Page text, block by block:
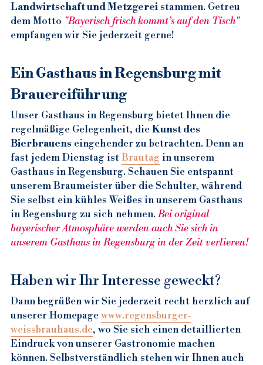
Regensburger Knacker
Bayerische Küche Regensburg
Deutsche Küche Regensburg
Bestes Restaurant Regensburg
Gutes Restaurant Regensburg
Regensburg City Restaurant
Restaurant in Regensburg
Restaurant RGB Innenstadt
Restaurants in Regensburg
Restaurants in RGB Altstadt
Regensburg Restaurantführer
Regensburg Gaststätte
Ristorante Regensburg
Lokale in Regensburg
Uriges Wirtshaus Regensburg
Weißbrauhaus
Sehenswürdigkeiten Regensburg
Regensburg Bier
Regensburg Biergarten
Regensburg Tourismus
RGB Tourist Information
Tourismus Regensburg
Gruppenreise Regensburg
Altstadt Regensburg
Landwirtschaft und Metzgerei stammen. Getreu
dem Motto "Bayerisch frisch kommt’s auf den Tisch"
empfangen wir Sie jederzeit gerne!
Ein Gasthaus in Regensburg mit
Brauereiführung
Unser Gasthaus in Regensburg bietet Ihnen die
regelmäßige Gelegenheit, die Kunst des
Bierbrauens eingehender zu betrachten. Denn an
fast jedem Dienstag ist Brautag in unserem
Gasthaus in Regensburg. Schauen Sie entspannt
unserem Braumeister über die Schulter, während
Sie selbst ein kühles Weißes in unserem Gasthaus
in Regensburg zu sich nehmen. Bei original
bayerischer Atmosphäre werden auch Sie sich in
unserem Gasthaus in Regensburg in der Zeit verlieren!
Haben wir Ihr Interesse geweckt?
Dann begrüßen wir Sie jederzeit recht herzlich auf
unserer Homepage www.regensburger-
weissbrauhaus.de, wo Sie sich einen detaillierten
Eindruck von unserer Gastronomie machen
können. Selbstverständlich stehen wir Ihnen auch